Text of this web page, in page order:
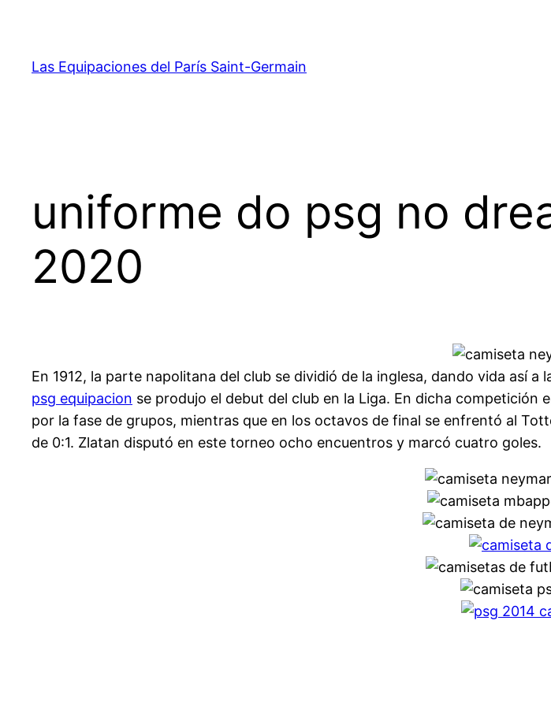
contenido
Las Equipaciones del París Saint-Germain
uniforme do psg no
2020
En 1912, la parte napolitana del club se dividió de la inglesa, dando vida así
psg equipacion se produjo el debut del club en la Liga. En dicha competición
por la fase de grupos, mientras que en los octavos de final se enfrentó al
de 0:1. Zlatan disputó en este torneo ocho encuentros y marcó cuatro goles.